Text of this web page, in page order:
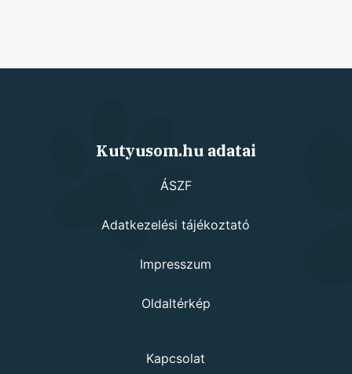
Kutyusom.hu adatai
ÁSZF
Adatkezelési tájékoztató
Impresszum
Oldaltérkép
Kapcsolat